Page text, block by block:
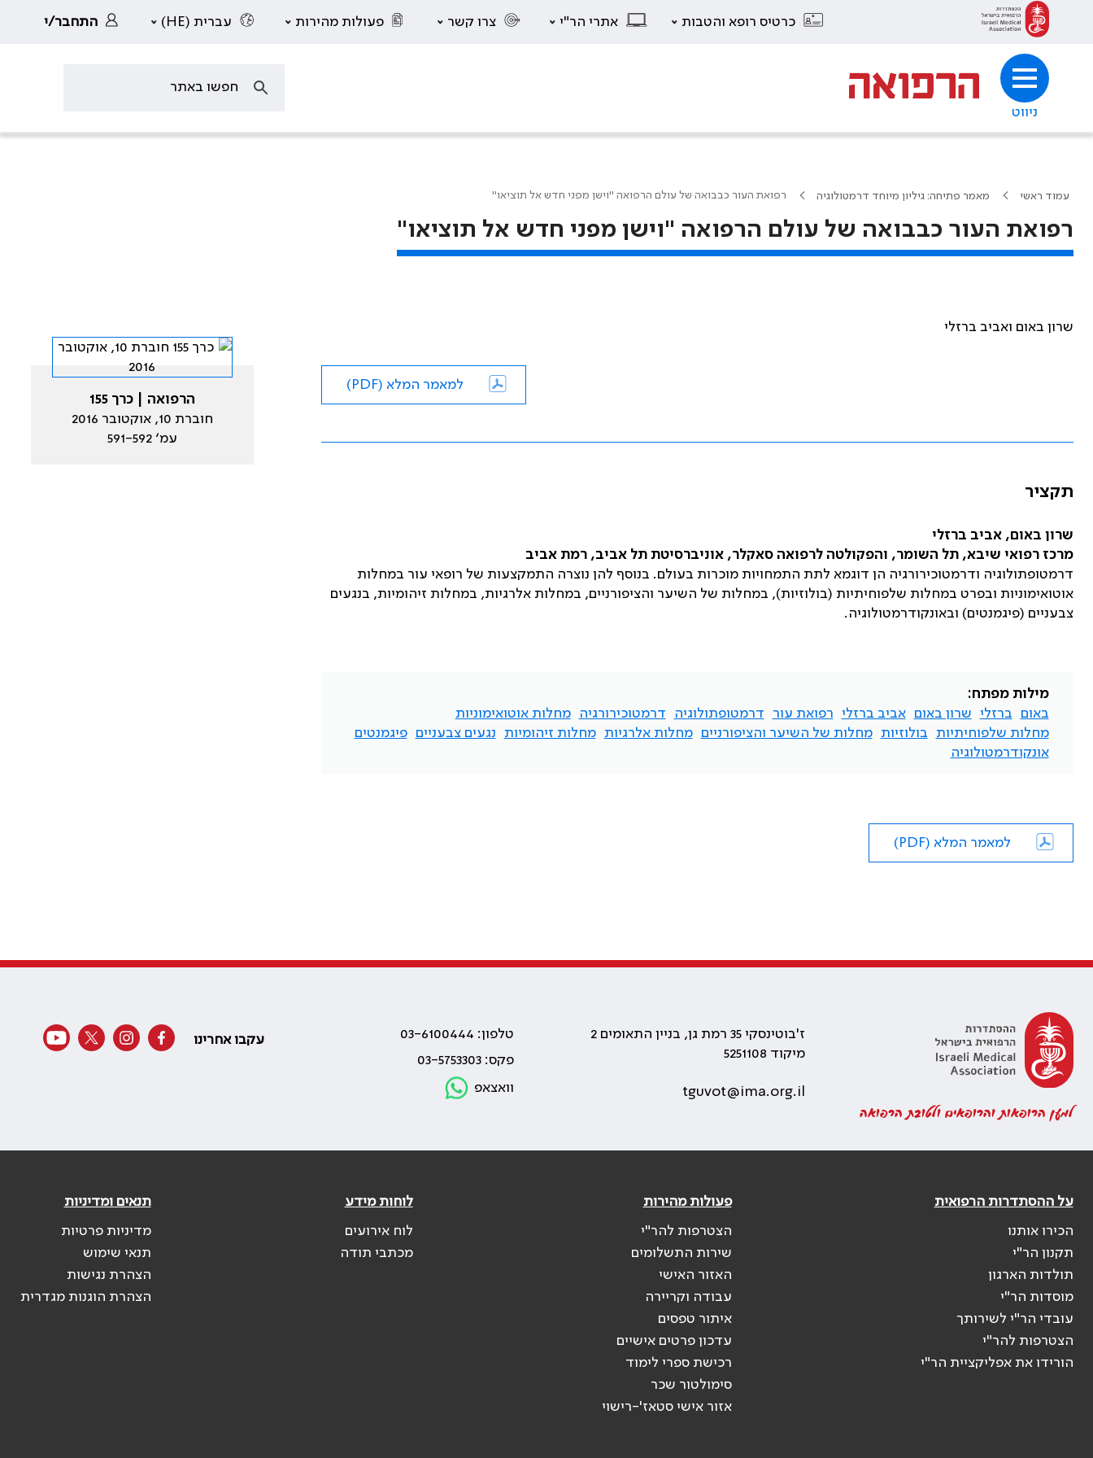
כרטיס רופא והטבות אתרי הר"י צרו קשר פעולות מהירות עברית (HE) התחבר/י
ניווט
עמוד ראשי מאמר פתיחה: גיליון מיוחד דרמטולוגיה רפואת העור כבבואה של עולם הרפואה "וישן מפני חדש אל תוציאו"
רפואת העור כבבואה של עולם הרפואה "וישן מפני חדש אל תוציאו"
שרון באום ואביב ברזלי
למאמר המלא (PDF)
תקציר
שרון באום, אביב ברזלי
מרכז רפואי שיבא, תל השומר, והפקולטה לרפואה סאקלר, אוניברסיטת תל אביב, רמת אביב
דרמטופתולוגיה ודרמטוכירורגיה הן דוגמא לתת התמחויות מוכרות בעולם. בנוסף להן נוצרה התמקצעות של רופאי עור במחלות
אוטואימוניות ובפרט במחלות שלפוחיתיות (בולוזיות), במחלות של השיער והציפורניים, במחלות אלרגיות, במחלות זיהומיות, בנגעים
צבעניים (פיגמנטים) ובאונקודרמטולוגיה.
מילות מפתח:
באום
ברזלי שרון באום אביב ברזלי רפואת עור דרמטופתולוגיה דרמטוכירורגיה
מחלות אוטואימוניות
מחלות שלפוחיתיות
בולוזיות מחלות של השיער והציפורניים מחלות אלרגיות מחלות זיהומיות נגעים צבעניים
פיגמנטים
אונקודרמטולוגיה
למאמר המלא (PDF)
הרפואה | כרך 155
חוברת 10, אוקטובר 2016
עמ׳ 591-592
למען הרופאות והרופאים ולטובת הרפואה
ז'בוטינסקי 35 רמת גן, בניין התאומים 2
מיקוד 5251108
tguvot@ima.org.il
טלפון: 03-6100444
פקס: 03-5753303
וואצאפ
עקבו אחרינו
על ההסתדרות הרפואית
הכירו אותנו
תקנון הר"י
תולדות הארגון
מוסדות הר"י
עובדי הר"י לשירותך
הצטרפות להר"י
הורידו את אפליקציית הר"י
פעולות מהירות
הצטרפות להר"י
שירות התשלומים
האזור האישי
עבודה וקריירה
איתור טפסים
עדכון פרטים אישיים
רכישת ספרי לימוד
סימולטור שכר
אזור אישי סטאז'-רישוי
לוחות מידע
לוח אירועים
מכתבי תודה
תנאים ומדיניות
מדיניות פרטיות
תנאי שימוש
הצהרת נגישות
הצהרת הוגנות מגדרית